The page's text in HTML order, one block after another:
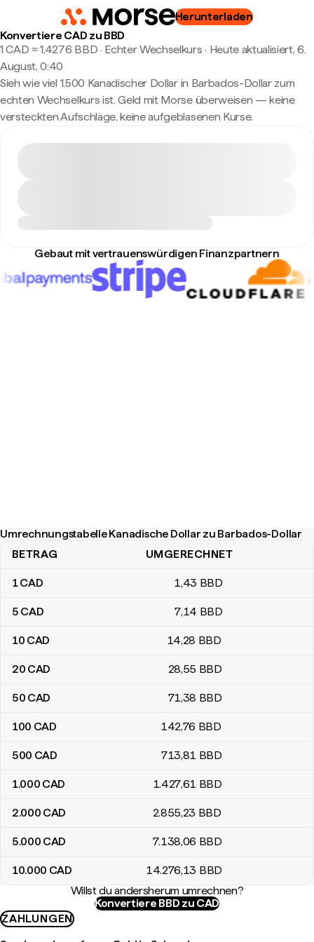
Herunterladen
Konvertiere CAD zu BBD
1 CAD ≈ 1,4276 BBD · Echter Wechselkurs · Heute aktualisiert, 6.
August, 0:40
Sieh wie viel 1.500 Kanadischer Dollar in Barbados-Dollar zum
echten Wechselkurs ist. Geld mit Morse überweisen — keine
versteckten Aufschläge, keine aufgeblasenen Kurse.
Gebaut mit vertrauenswürdigen Finanzpartnern
Umrechnungstabelle Kanadische Dollar zu Barbados-Dollar
Umrechnungstabelle Kanadische Dollar zu Barbados-Dollar
BETRAG UMGERECHNET
1CAD 1,43 BBD
5 CAD 7,14 BBD
10 CAD 14,28 BBD
20 CAD 28,55 BBD
50 CAD 71,38 BBD
100 CAD 142,76 BBD
500 CAD 713,81 BBD
1.000 CAD 1.427,61 BBD
2.000 CAD 2.855,23 BBD
5.000 CAD 7.138,06 BBD
10.000 CAD 14.276,13 BBD
Willst du andersherum umrechnen?
Konvertiere BBD zu CAD
ZAHLUNGEN